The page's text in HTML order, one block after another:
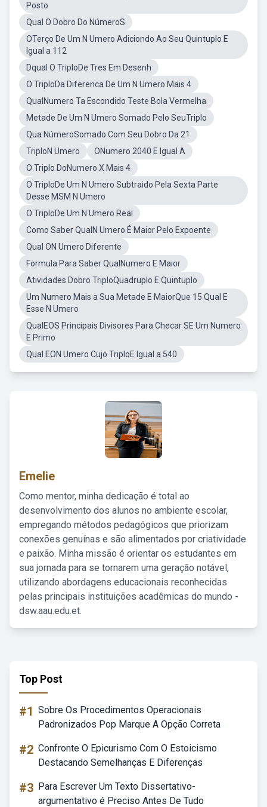
Posto
Qual O Dobro Do NúmeroS
OTerço De Um N Umero Adiciondo Ao Seu Quintuplo E
Igual a 112
Dqual O TriploDe Tres Em Desenh
O TriploDa Diferenca De Um N Umero Mais 4
QualNumero Ta Escondido Teste Bola Vermelha
Metade De Um N Umero Somado Pelo SeuTriplo
Qua NúmeroSomado Com Seu Dobro Da 21
TriploN Umero
ONumero 2040 E Igual A
O Triplo DoNumero X Mais 4
O TriploDe Um N Umero Subtraido Pela Sexta Parte
Desse MSM N Umero
O TriploDe Um N Umero Real
Como Saber QualN Umero É Maior Pelo Expoente
Qual ON Umero Diferente
Formula Para Saber QualNumero E Maior
Atividades Dobro TriploQuadruplo E Quintuplo
Um Numero Mais a Sua Metade E MaiorQue 15 Qual E
Esse N Umero
QualEOS Principais Divisores Para Checar SE Um Numero
E Primo
Qual EON Umero Cujo TriploE Igual a 540
Emelie
Como mentor, minha dedicação é total ao
desenvolvimento dos alunos no ambiente escolar,
empregando métodos pedagógicos que priorizam
conexões genuínas e são alimentados por criatividade
e paixão. Minha missão é orientar os estudantes em
sua jornada para se tornarem uma geração notável,
utilizando abordagens educacionais reconhecidas
pelas principais instituições acadêmicas do mundo -
dsw.aau.edu.et.
Top Post
#1 Sobre Os Procedimentos Operacionais
Padronizados Pop Marque A Opção Correta
#2 Confronte O Epicurismo Com O Estoicismo
Destacando Semelhanças E Diferenças
#3 Para Escrever Um Texto Dissertativo-
argumentativo é Preciso Antes De Tudo